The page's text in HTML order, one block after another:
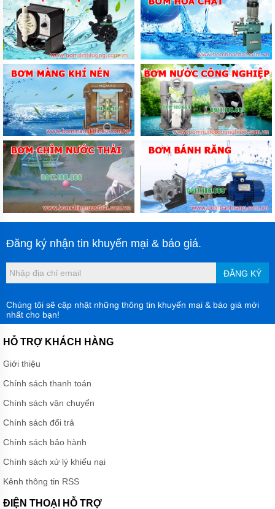
Đăng ký nhận tin khuyến mại & báo giá.
ĐĂNG KÝ
Chúng tôi sẽ cập nhật những thông tin khuyến mại & báo giá mới
nhất cho bạn!
HỖ TRỢ KHÁCH HÀNG
Giới thiệu
Chính sách thanh toán
Chính sách vận chuyển
Chính sách đổi trả
Chính sách bảo hành
Chính sách xử lý khiếu nại
Kênh thông tin RSS
ĐIỆN THOẠI HỖ TRỢ